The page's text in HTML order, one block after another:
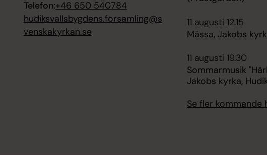
Telefon:+46 650 540784
hudiksvallsbygdens.forsamling@s
venskakyrkan.se
11 augusti 12.15
Mässa, Jakobs
11 augusti 19.30
Sommarmusik
Jakobs kyrka,
Se fler kommande